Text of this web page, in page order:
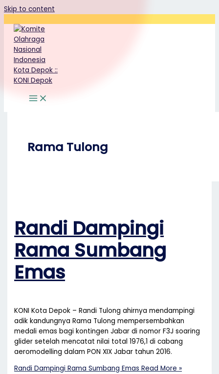
Skip to content
Rama Tulong
Randi Dampingi
Rama Sumbang
Emas
KONI Kota Depok – Randi Tulong ahirnya mendampingi
adik kandungnya Rama Tulong mempersembahkan
medali emas bagi kontingen Jabar di nomor F3J soaring
glider setelah mencatat nilai total 1976,1 di cabang
aeromodelling dalam PON XIX Jabar tahun 2016.
Randi Dampingi Rama Sumbang Emas Read More »